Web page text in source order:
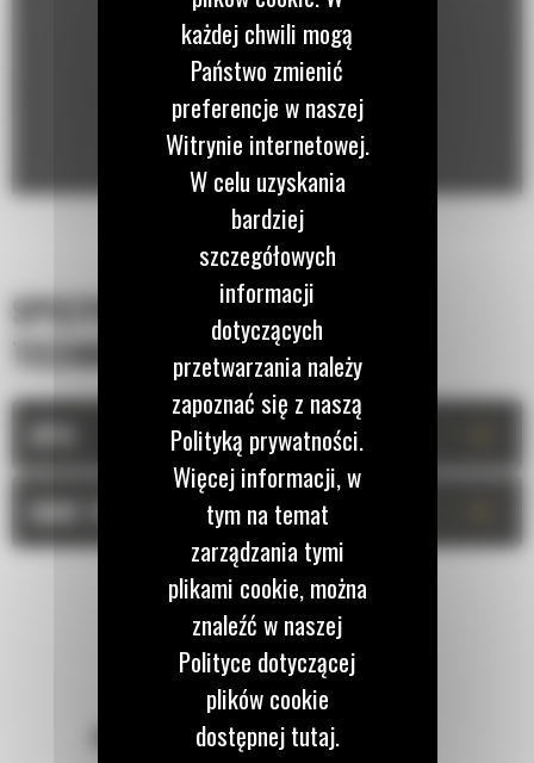
SPECYFIKACJA
TECHNICZNA
DANE TECHNICZNE
POZOSTAŃMY W KONTAKCIE
każdej chwili mogą
Państwo zmienić
preferencje w naszej
Witrynie internetowej.
W celu uzyskania
bardziej
szczegółowych
informacji
dotyczących
przetwarzania należy
zapoznać się z naszą
Polityką prywatności.
Więcej informacji, w
tym na temat
zarządzania tymi
plikami cookie, można
znaleźć w naszej
Polityce dotyczącej
plików cookie
dostępnej tutaj.